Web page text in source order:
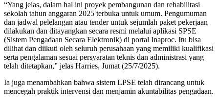
“Yang jelas, dalam hal ini proyek pembangunan dan rehabilitasi
sekolah tahun anggaran 2025 terbuka untuk umum. Pengumuman
dan jadwal pelelangan atau tender untuk sejumlah paket pekerjaan
dilakukan dan ditayangkan secara resmi melalui aplikasi SPSE
(Sistem Pengadaan Secara Elektronik) di portal Inaproc. Itu bisa
dilihat dan diikuti oleh seluruh perusahaan yang memiliki kualifikasi
serta pengalaman sesuai persyaratan teknis dan administrasi yang
telah ditetapkan,” jelas Harries, Jumat (25/7/2025).
Ia juga menambahkan bahwa sistem LPSE telah dirancang untuk
mencegah praktik intervensi dan menjamin akuntabilitas pengadaan.